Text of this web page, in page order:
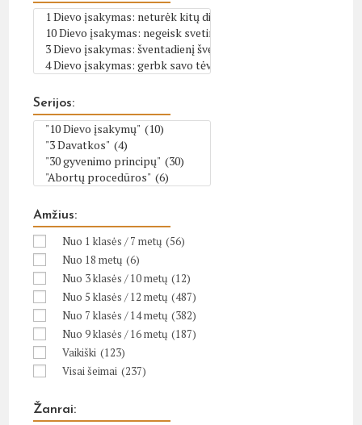
Serijos:
Amžius:
Nuo 1 klasės / 7 metų (56)
Nuo 18 metų (6)
Nuo 3 klasės / 10 metų (12)
Nuo 5 klasės / 12 metų (487)
Nuo 7 klasės / 14 metų (382)
Nuo 9 klasės / 16 metų (187)
Vaikiški (123)
Visai šeimai (237)
Žanrai: